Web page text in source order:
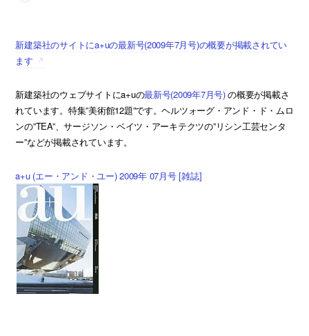
新建築社のサイトにa+uの最新号(2009年7月号)の概要が掲載されてい
ます
新建築社のウェブサイトにa+uの最新号(2009年7月号)の概要が掲載さ
れています。特集”美術館12題”です。ヘルツォーグ・アンド・ド・ムロ
ンの”TEA”、サージソン・ベイツ・アーキテクツの”リシン工芸センタ
ー”などが掲載されています。
a+u (エー・アンド・ユー) 2009年 07月号 [雑誌]